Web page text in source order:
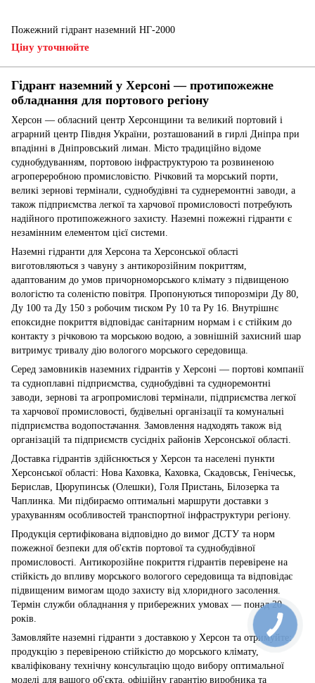
Пожежний гідрант наземний НГ-2000
Ціну уточнюйте
Гідрант наземний у Херсоні — протипожежне
обладнання для портового регіону
Херсон — обласний центр Херсонщини та великий портовий і
аграрний центр Півдня України, розташований в гирлі Дніпра при
впадінні в Дніпровський лиман. Місто традиційно відоме
суднобудуванням, портовою інфраструктурою та розвиненою
агропереробною промисловістю. Річковий та морський порти,
великі зернові термінали, суднобудівні та суднеремонтні заводи, а
також підприємства легкої та харчової промисловості потребують
надійного протипожежного захисту. Наземні пожежні гідранти є
незамінним елементом цієї системи.
Наземні гідранти для Херсона та Херсонської області
виготовляються з чавуну з антикорозійним покриттям,
адаптованим до умов причорноморського клімату з підвищеною
вологістю та соленістю повітря. Пропонуються типорозміри Ду 80,
Ду 100 та Ду 150 з робочим тиском Ру 10 та Ру 16. Внутрішнє
епоксидне покриття відповідає санітарним нормам і є стійким до
контакту з річковою та морською водою, а зовнішній захисний шар
витримує тривалу дію вологого морського середовища.
Серед замовників наземних гідрантів у Херсоні — портові компанії
та судноплавні підприємства, суднобудівні та судноремонтні
заводи, зернові та агропромислові термінали, підприємства легкої
та харчової промисловості, будівельні організації та комунальні
підприємства водопостачання. Замовлення надходять також від
організацій та підприємств сусідніх районів Херсонської області.
Доставка гідрантів здійснюється у Херсон та населені пункти
Херсонської області: Нова Каховка, Каховка, Скадовськ, Генічеськ,
Берислав, Цюрупинськ (Олешки), Голя Пристань, Білозерка та
Чаплинка. Ми підбираємо оптимальні маршрути доставки з
урахуванням особливостей транспортної інфраструктури регіону.
Продукція сертифікована відповідно до вимог ДСТУ та норм
пожежної безпеки для об'єктів портової та суднобудівної
промисловості. Антикорозійне покриття гідрантів перевірене на
стійкість до впливу морського вологого середовища та відповідає
підвищеним вимогам щодо захисту від хлоридного засолення.
Термін служби обладнання у прибережних умовах — понад 20
років.
Замовляйте наземні гідранти з доставкою у Херсон та отримуйте:
продукцію з перевіреною стійкістю до морського клімату,
кваліфіковану технічну консультацію щодо вибору оптимальної
моделі для вашого об'єкта, офіційну гарантію виробника та